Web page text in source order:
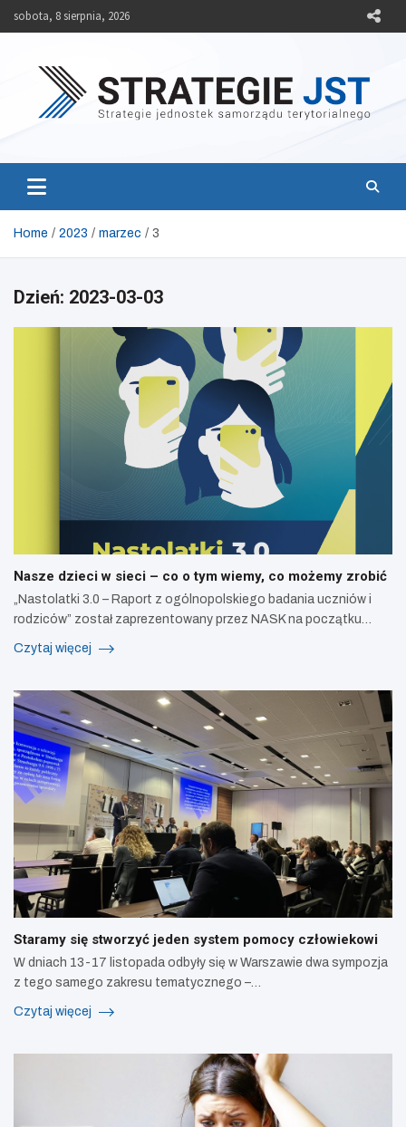
sobota, 8 sierpnia, 2026
Strategie JST
Home 2023 marzec 3
Dzień: 2023-03-03
Nasze dzieci w sieci – co o tym wiemy, co możemy zrobić
„Nastolatki 3.0 – Raport z ogólnopolskiego badania uczniów i
rodziców” został zaprezentowany przez NASK na początku…
Czytaj więcej
Staramy się stworzyć jeden system pomocy człowiekowi
W dniach 13-17 listopada odbyły się w Warszawie dwa sympozja
z tego samego zakresu tematycznego –…
Czytaj więcej